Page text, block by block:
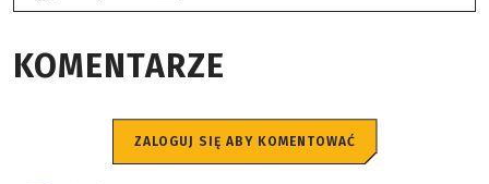
KOMENTARZE
ZALOGUJ SIĘ ABY KOMENTOWAĆ